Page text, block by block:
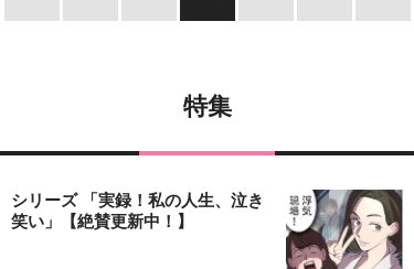
特集
シリーズ 「実録！私の人生、泣き
笑い」【絶賛更新中！】